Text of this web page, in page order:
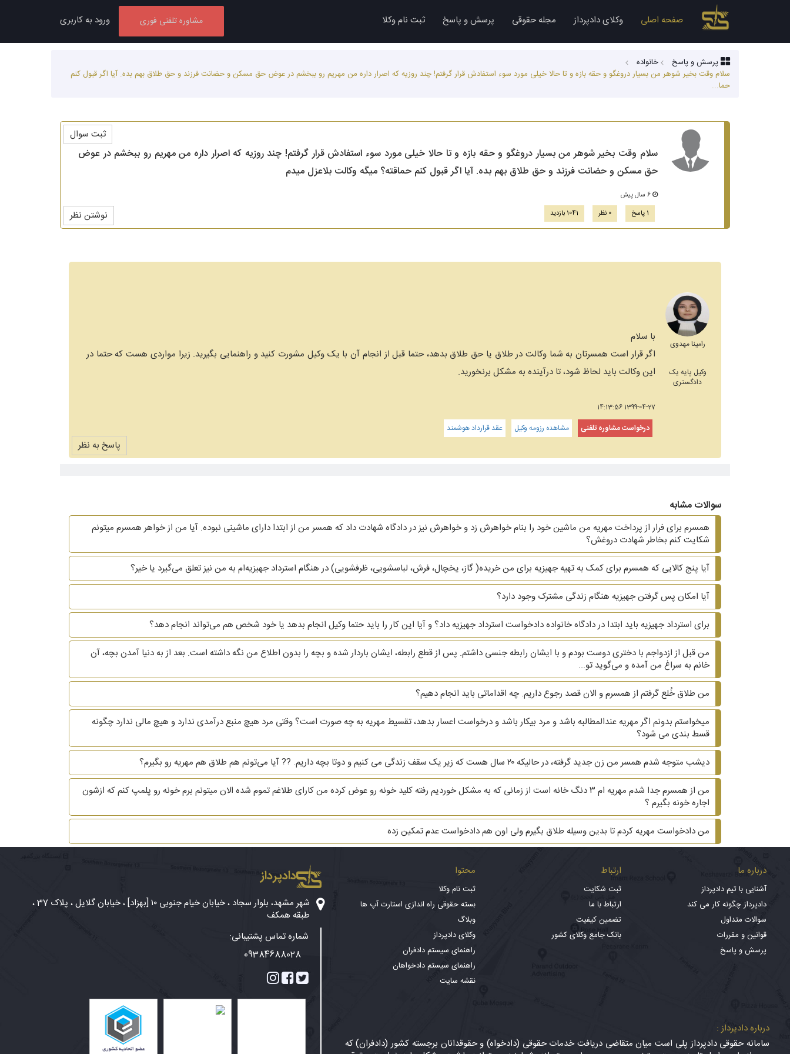
صفحه اصلی وکلای دادپرداز مجله حقوقی پرسش و پاسخ ثبت نام وکلا مشاوره تلفنی فوری ورود به کاربری
پرسش و پاسخ
خانواده
سلام وقت بخیر شوهر من بسیار دروغگو و حقه بازه و تا حالا خیلی مورد سوء استفادش قرار گرفتم! چند روزیه که اصرار داره من مهریم رو ببخشم در عوض حق مسکن و حضانت فرزند و حق طلاق بهم بده. آیا اگر قبول کنم
حما...
سلام وقت بخیر شوهر من بسیار دروغگو و حقه بازه و تا حالا خیلی مورد سوء استفادش قرار گرفتم! چند روزیه که اصرار داره من مهریم رو ببخشم در عوض
حق مسکن و حضانت فرزند و حق طلاق بهم بده. آیا اگر قبول کنم حماقته؟ میگه وکالت بلاعزل میدم
6 سال پیش
1 پاسخ
0 نظر 1041 بازدید نوشتن نظر
ثبت سوال
رامینا مهدوی
وکیل پایه یک
دادگستری
با سلام
اگر قرار است همسرتان به شما وکالت در طلاق یا حق طلاق بدهد، حتما قبل از انجام آن با یک وکیل مشورت کنید و راهنمایی بگیرید. زیرا مواردی هست که حتما در
این وکالت باید لحاظ شود، تا درآینده به مشکل برنخورید.
1399-04-27 14:13:56
درخواست مشاوره تلفنی مشاهده رزومه وکیل عقد قرارداد هوشمند
پاسخ به نظر
سوالات مشابه
همسرم برای فرار از پرداخت مهریه من ماشین خود را بنام خواهرش زد و خواهرش نیز در دادگاه شهادت داد که همسر من از ابتدا دارای ماشینی نبوده. آیا من از خواهر همسرم میتونم
شکایت کنم بخاطر شهادت دروغش؟
آیا پنج کالایی که همسرم برای کمک به تهیه جهیزیه برای من خریده( گاز، یخچال، فرش، لباسشویی، ظرفشویی)‌ در هنگام استرداد جهیزیه‌ام به من نیز تعلق می‌گیرد یا خیر؟
آیا امکان پس گرفتن جهیزیه هنگام زندگی مشترک وجود دارد؟
برای استرداد جهیزیه باید ابتدا در دادگاه خانواده دادخواست استرداد جهیزیه داد؟ و آیا این کار را باید حتما وکیل انجام بدهد یا خود شخص هم می‌تواند انجام دهد؟
من قبل از ازدواجم با دختری دوست بودم و با ایشان رابطه جنسی داشتم. پس از قطع رابطه، ایشان باردار شده و بچه را بدون اطلاع من نگه داشته است. بعد از به دنیا آمدن بچه، آن
خانم به سراغ من آمده و می‌گوید تو...
من طلاق خُلع گرفتم از همسرم و الان قصد رجوع داریم. چه اقداماتی باید انجام دهیم؟
میخواستم بدونم اگر مهریه عندالمطالبه باشد و مرد بیکار باشد و درخواست اعسار بدهد، تقسیط مهریه به چه صورت است؟ وقتی مرد هیچ منبع درآمدی ندارد و هیچ مالی ندارد چگونه
قسط بندی می شود؟
دیشب متوجه شدم همسر من زن جدید گرفته، در حالیکه ۲۰ سال هست که زیر یک سقف زندگی می کنیم و دوتا بچه داریم. ?? آیا می‌تونم هم طلاق هم مهریه رو بگیرم؟
من از همسرم جدا شدم مهریه ام ۳ دنگ خانه است از زمانی که به مشکل خوردیم رفته کلید خونه رو عوض کرده من کارای طلاغم تموم شده الان میتونم برم خونه رو پلمپ کنم که ازشون
اجاره خونه بگیرم ؟
من دادخواست مهریه کردم تا بدین وسیله طلاق بگیرم ولی اون هم دادخواست عدم تمکین زده
درباره ما
آشنایی با تیم دادپرداز
دادپرداز چگونه کار می کند
سوالات متداول
قوانین و مقررات
پرسش و پاسخ
ارتباط
ثبت شکایت
ارتباط با ما
تضمین کیفیت
بانک جامع وکلای کشور
محتوا
ثبت نام وکلا
بسته حقوقی راه اندازی استارت آپ ها
وبلاگ
وکلای دادپرداز
راهنمای سیستم دادفران
راهنمای سیستم دادخواهان
نقشه سایت
درباره دادپرداز :
سامانه حقوقی دادپرداز پلی است میان متقاضی دریافت خدمات حقوقی (دادخواه) و حقوقدانان برجسته کشور (دادفران) که
دادپرداز
شهر مشهد، بلوار سجاد ، خیابان خیام جنوبی ۱۰ [بهزاد] ، خیابان گلایل ، پلاک 37 ،
طبقه همکف
شماره تماس پشتیبانی:
09384688028